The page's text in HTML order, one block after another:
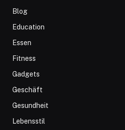
Blog
Education
Essen
Fitness
Gadgets
Geschäft
Gesundheit
Lebensstil